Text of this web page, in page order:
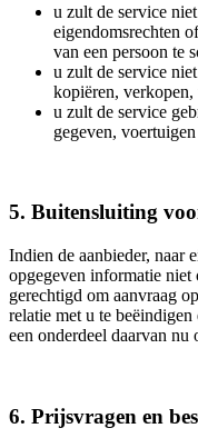
u zult de service
eigendomsrechten
van een persoon te
u zult de service
kopiëren,
u zult de service
gegeven,
5. Buitensluiting
Indien de aanbieder, naar
opgegeven informatie
gerechtigd om aanvraag
relatie met u te
een onderdeel daarvan nu
6. Prijsvragen en